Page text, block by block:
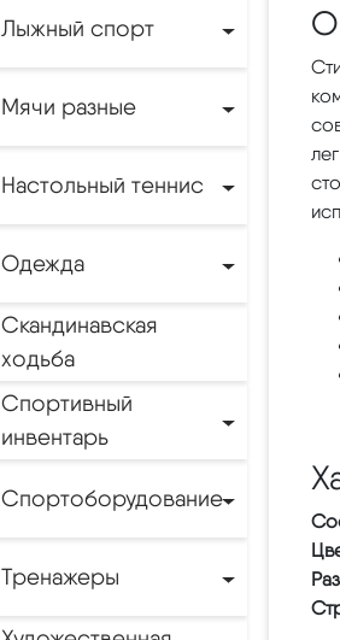
Лыжный спорт
Мячи разные
Настольный теннис
Одежда
Скандинавская
ходьба
Спортивный
инвентарь
Спортоборудование
Тренажеры